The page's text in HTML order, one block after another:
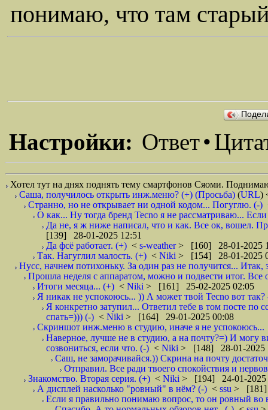
понимаю, что там
Настройки: Ответ•
Хотел тут на днях поднять тему смартфонов Сяоми.
Саша, получилось открыть инж.меню? (+) (Просьба) (URL)
Странно, но не открывает ни одной кодом... Погуглю. (-)
О как... Ну тогда бренд Tecno я не рассматриваю...
Да не, я ж ниже написал, что и как. Все ок, вошел.
[139] 28-01-2025 12:51
Да фсë работает. (+) < s-weather> [160] 28-01-2025
Так. Нагуглил малость. (+) < Niki > [154] 28-01-2025
Нусс, начнем потихоньку. За один раз не получится... Итак,
Прошла неделя с аппаратом, можно и подвести итог. Все
Итоги месяца... (+) < Niki > [161] 25-02-2025 02:05
Я никак не успокоюсь... )) А может твой Tecno вот
Я конкретно затупил... Ответил тебе в том посте по
спать=))) (-) < Niki > [164] 29-01-2025 00:08
Скриншот инж.меню в студию, иначе я не успокоюсь...
Наверное, лучше не в студию, а на почту?=) И могу
созвониться, если что. (-) < Niki > [148] 28-01-2025
Саш, не заморачивайся.)) Скрина на почту
Отправил. Все ради твоего спокойствия и
Знакомство. Вторая серия. (+) < Niki > [194] 24-01-2025
А дисплей насколько "ровный" в нём? (-) < ssu > [181]
Если я правильно понимаю вопрос, то он ровный